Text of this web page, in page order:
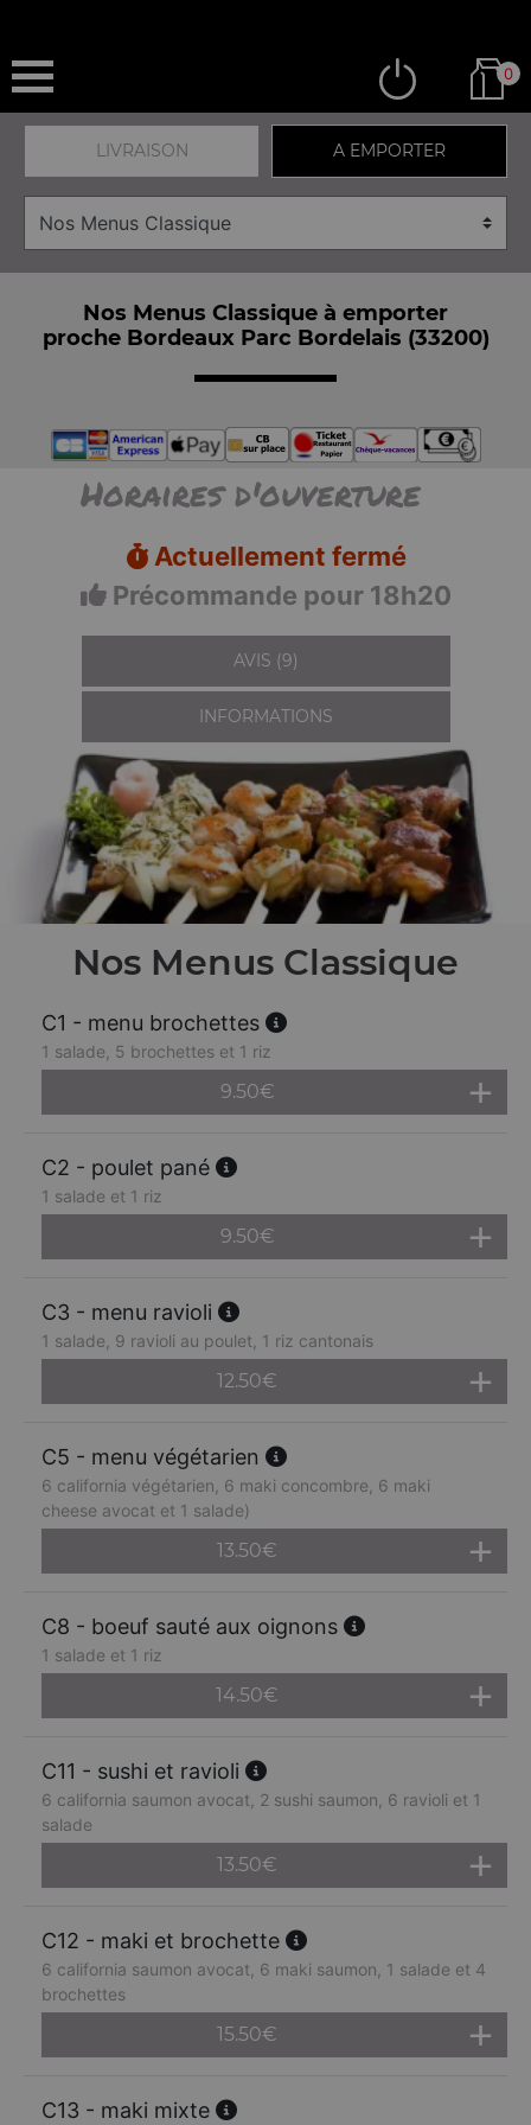
0
LIVRAISON A EMPORTER
Nos Menus Classique à emporter
proche Bordeaux Parc Bordelais (33200)
Horaires d'ouverture
Actuellement fermé
Précommande pour 18h20
AVIS (9)
INFORMATIONS
Nos Menus Classique
C1 - menu brochettes
1 salade, 5 brochettes et 1 riz
9.50€
C2 - poulet pané
1 salade et 1 riz
9.50€
C3 - menu ravioli
1 salade, 9 ravioli au poulet, 1 riz cantonais
12.50€
C5 - menu végétarien
6 california végétarien, 6 maki concombre, 6 maki
cheese avocat et 1 salade)
13.50€
C8 - boeuf sauté aux oignons
1 salade et 1 riz
14.50€
C11 - sushi et ravioli
6 california saumon avocat, 2 sushi saumon, 6 ravioli et 1
salade
13.50€
C12 - maki et brochette
6 california saumon avocat, 6 maki saumon, 1 salade et 4
brochettes
15.50€
C13 - maki mixte